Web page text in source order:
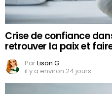
Crise de confiance
retrouver la paix et
ParLison G
il y a environ 24 jours